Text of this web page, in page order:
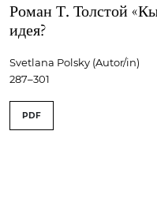
Роман Т. Толстой
идея?
Svetlana Polsky (Autor/in)
287–301
PDF